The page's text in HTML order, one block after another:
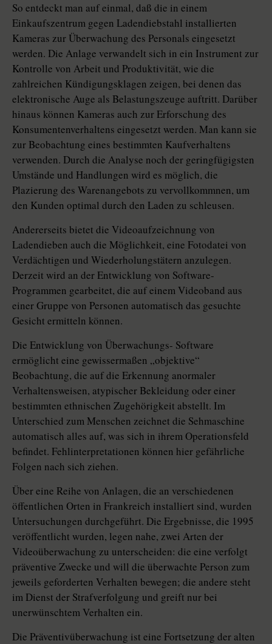
So entdeckt man auf einmal, daß die in einem
Einkaufszentrum gegen Ladendiebstahl installierten
Kameras zur Überwachung des Personals eingesetzt
werden. Die Anlage verwandelt sich in ein Instrument zur
Kontrolle von Arbeit und Produktivität, wie die
zahlreichen Kündigungsklagen zeigen, bei denen das
elektronische Auge als Belastungszeuge auftritt. Darüber
hinaus können Kameras auch zur Erforschung des
Konsumentenverhaltens eingesetzt werden. Man kann sie
zur Beobachtung eines bestimmten Kaufverhaltens
verwenden. Durch die Analyse noch der geringfügigsten
Umstände und Handlungen wird es möglich, die
Plazierung des Warenangebots zu vervollkommnen, um
den Kunden optimal durch den Laden zu schleusen.
Andererseits bietet die Videoaufzeichnung von
Ladendieben auch die Möglichkeit, eine Fotodatei von
Verdächtigen und Wiederholungstätern anzulegen.
Derzeit wird an der Entwicklung von Software-
Programmen gearbeitet, die auf einem Videoband aus
einer Gruppe von Personen automatisch das gesuchte
Gesicht ermitteln können.
Die Entwicklung von Überwachungs- Software
ermöglicht eine gewissermaßen „objektive“
Beobachtung, die auf die Erkennung anormaler
Verhaltensweisen, atypischer Bekleidung oder einer
bestimmten ethnischen Zugehörigkeit abstellt. Im
Unterschied zum Menschen zeichnet die Sehmaschine
automatisch alles auf, was sich in ihrem Operationsfeld
befindet. Fehlinterpretationen können hier gefährliche
Folgen nach sich ziehen.
Über eine Reihe von Anlagen, die an verschiedenen
öffentlichen Orten in Frankreich installiert sind, wurden
Untersuchungen durchgeführt. Die Ergebnisse, die 1995
veröffentlicht wurden, legen nahe, zwei Arten der
Videoüberwachung zu unterscheiden: die eine verfolgt
präventive Zwecke und will die überwachte Person zum
jeweils geforderten Verhalten bewegen; die andere steht
im Dienst der Strafverfolgung und greift nur bei
unerwünschtem Verhalten ein.
Die Präventivüberwachung ist eine Fortsetzung der alten